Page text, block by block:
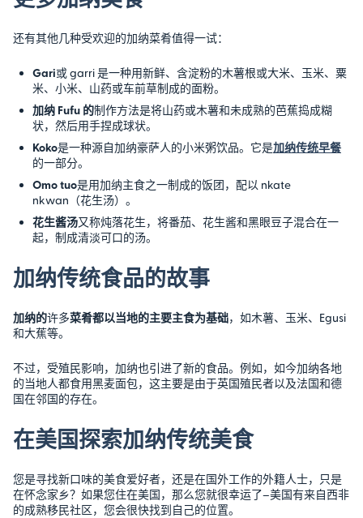
还有其他几种受欢迎的加纳菜肴值得一试：
Gari或 garri 是一种用新鲜、含淀粉的木薯根或大米、玉米、粟
米、小米、山药或车前草制成的面粉。
加纳 Fufu 的制作方法是将山药或木薯和未成熟的芭蕉捣成糊
状，然后用手捏成球状。
Koko是一种源自加纳豪萨人的小米粥饮品。它是加纳传统早餐
的一部分。
Omo tuo是用加纳主食之一制成的饭团，配以 nkate
nkwan（花生汤）。
花生酱汤又称炖落花生，将番茄、花生酱和黑眼豆子混合在一
起，制成清淡可口的汤。
加纳传统食品的故事
加纳的许多菜肴都以当地的主要主食为基础，如木薯、玉米、Egusi
和大蕉等。
不过，受殖民影响，加纳也引进了新的食品。例如，如今加纳各地
的当地人都食用黑麦面包，这主要是由于英国殖民者以及法国和德
国在邻国的存在。
在美国探索加纳传统美食
您是寻找新口味的美食爱好者，还是在国外工作的外籍人士，只是
在怀念家乡？如果您住在美国，那么您就很幸运了–美国有来自西非
的成熟移民社区，您会很快找到自己的位置。